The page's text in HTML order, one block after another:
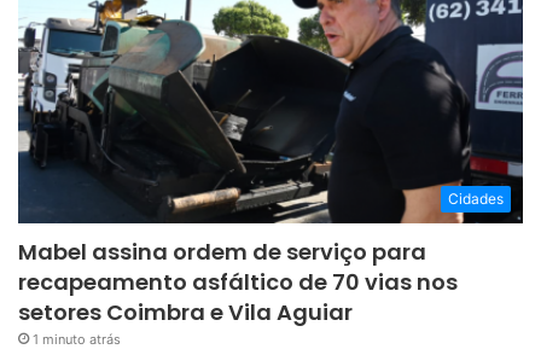
Cidades
Mabel assina ordem de serviço para
recapeamento asfáltico de 70 vias nos
setores Coimbra e Vila Aguiar
1 minuto atrás